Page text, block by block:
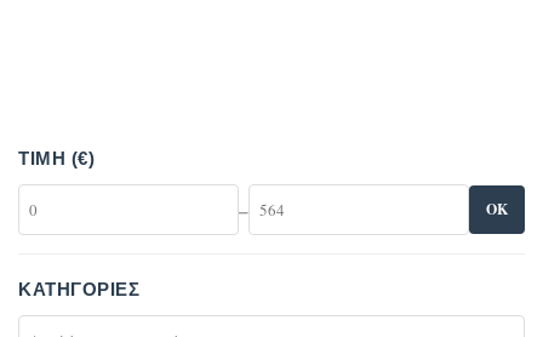
ΤΙΜΉ (€)
– OK
ΚΑΤΗΓΟΡΊΕΣ